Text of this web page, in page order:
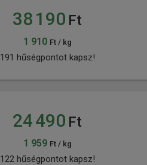
38 190 Ft
1 910 Ft / kg
191 hűségpontot kapsz!
24 490 Ft
1 959 Ft / kg
122 hűségpontot kapsz!